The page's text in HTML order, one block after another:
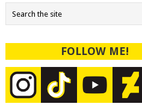
FOLLOW ME!